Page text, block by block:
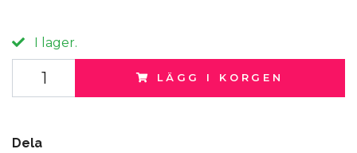
I lager.
LÄGG I KORGEN
Dela